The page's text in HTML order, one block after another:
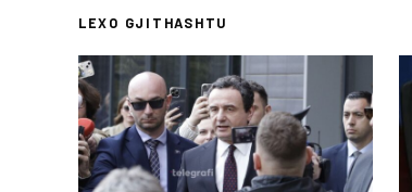
LEXO GJITHASHTU